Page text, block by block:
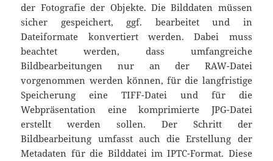
der Fotografie der Objekte. Die Bilddaten müssen
sicher gespeichert, ggf. bearbeitet und in
Dateiformate konvertiert werden. Dabei muss
beachtet werden, dass umfangreiche
Bildbearbeitungen nur an der RAW-Datei
vorgenommen werden können, für die langfristige
Speicherung eine TIFF-Datei und für die
Webpräsentation eine komprimierte JPG-Datei
erstellt werden sollen. Der Schritt der
Bildbearbeitung umfasst auch die Erstellung der
Metadaten für die Bilddatei im IPTC-Format. Diese